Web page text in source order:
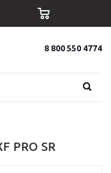
8 800 550 4774
PRO SR